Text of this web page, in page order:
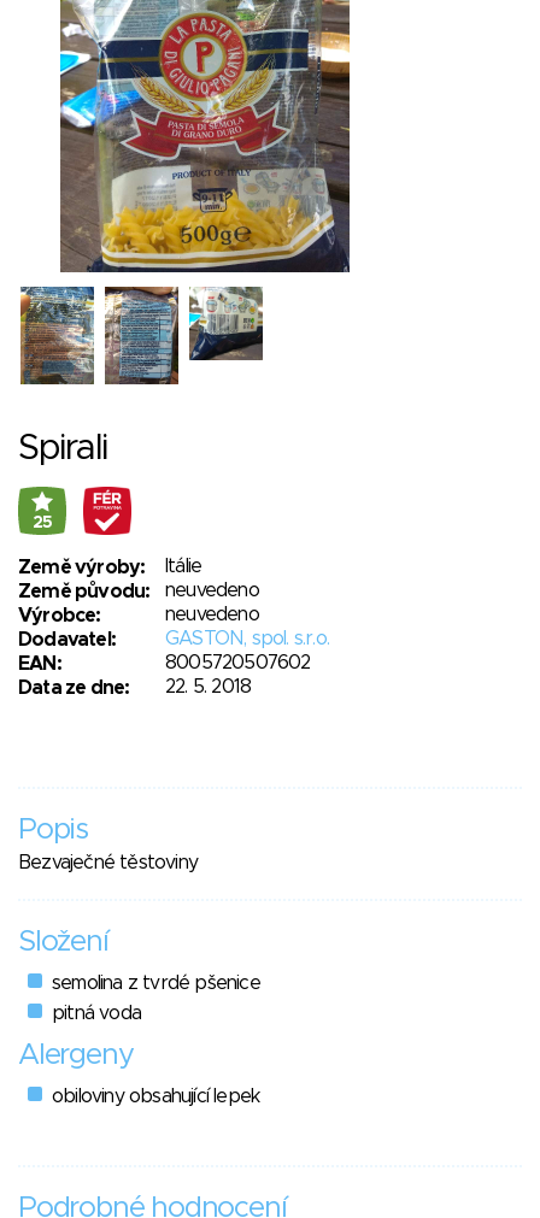
Spirali
25
Země výroby:
Itálie
Země původu:
neuvedeno
Výrobce:
neuvedeno
Dodavatel:
GASTON, spol. s.r.o.
EAN:
8005720507602
Data ze dne:
22. 5. 2018
Popis
Bezvaječné těstoviny
Složení
semolina z tvrdé pšenice
pitná voda
Alergeny
obiloviny obsahující lepek
Podrobné hodnocení